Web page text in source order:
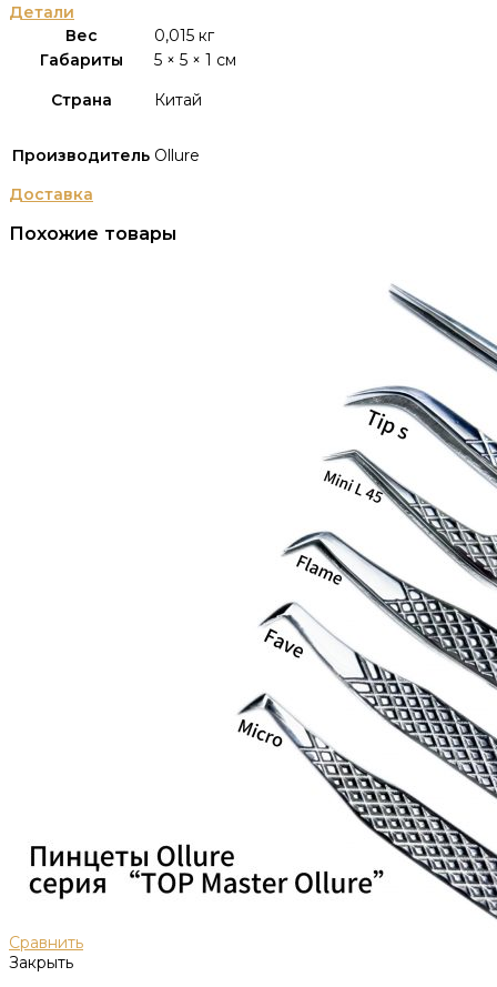
Детали
Вес
0,015 кг
Габариты
5 × 5 × 1 см
Страна
Китай
Производитель Ollure
Доставка
Похожие товары
Сравнить
Закрыть